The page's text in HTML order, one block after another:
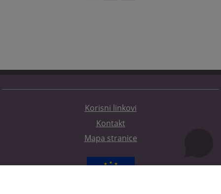
Korisni linkovi
Kontakt
Mapa stranice